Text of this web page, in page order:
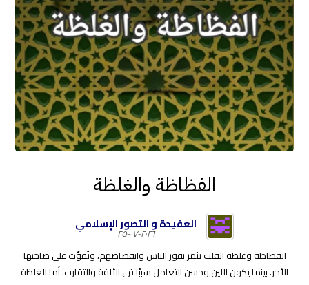
الفظاظة والغلظة
العقيدة و التصور الإسلامي
٢٠٢٦-٠٧-٢٥
الفظاظة وغلظة القلب تثمر نفور الناس وانفضاضهم، وتُفوِّت على صاحبها
الأجر. بينما يكون اللين وحسن التعامل سببًا في الألفة والتقارب. أما الغلظة